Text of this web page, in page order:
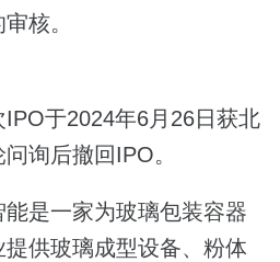
核。
于2024年6月26日获北
询后撤回IPO。
是一家为玻璃包装容器
供玻璃成型设备、粉体